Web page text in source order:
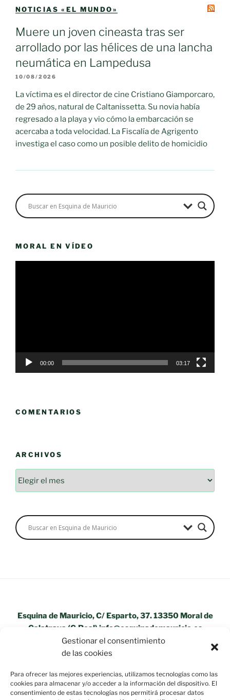
Gestionar el consentimiento
de las cookies
Para ofrecer las mejores experiencias, utilizamos tecnologías como las
cookies para almacenar y/o acceder a la información del dispositivo. El
consentimiento de estas tecnologías nos permitirá procesar datos
NOTICIAS «EL MUNDO»
Muere un joven cineasta tras ser
arrollado por las hélices de una lancha
neumática en Lampedusa
10/08/2026
La víctima es el director de cine Cristiano Giamporcaro,
de 29 años, natural de Caltanissetta. Su novia había
regresado a la playa y vio cómo la embarcación se
acercaba a toda velocidad. La Fiscalía de Agrigento
investiga el caso como un posible delito de homicidio
MORAL EN VÍDEO
00:00 03:17
COMENTARIOS
ARCHIVOS
Esquina de Mauricio, C/ Esparto, 37. 13350 Moral de
Calatrava (C.Real) info@esquinademauricio.es
«Aviso Legal»